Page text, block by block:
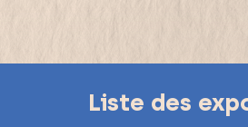
Liste des